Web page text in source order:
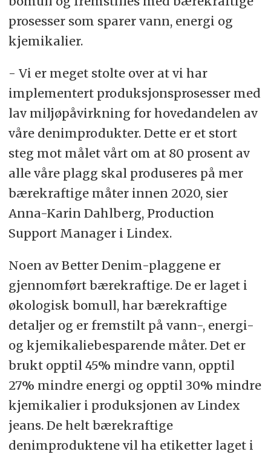
prosesser som sparer vann, energi og
kjemikalier.
- Vi er meget stolte over at vi har
implementert produksjonsprosesser med
lav miljøpåvirkning for hovedandelen av
våre denimprodukter. Dette er et stort
steg mot målet vårt om at 80 prosent av
alle våre plagg skal produseres på mer
bærekraftige måter innen 2020, sier
Anna-Karin Dahlberg, Production
Support Manager i Lindex.
Noen av Better Denim-plaggene er
gjennomført bærekraftige. De er laget i
økologisk bomull, har bærekraftige
detaljer og er fremstilt på vann-, energi-
og kjemikaliebesparende måter. Det er
brukt opptil 45% mindre vann, opptil
27% mindre energi og opptil 30% mindre
kjemikalier i produksjonen av Lindex
jeans. De helt bærekraftige
denimproduktene vil ha etiketter laget i